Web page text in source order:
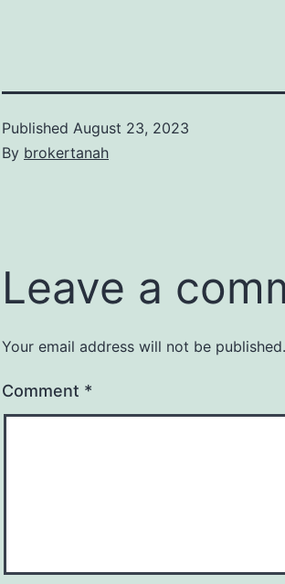
Published August 23, 2023
By brokertanah
Leave a
Your email address will not be published.
Comment *